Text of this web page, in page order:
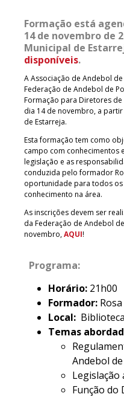
Formação está
14 de novembro de
Municipal de
disponíveis.
A Associação de Andebol
Federação de Andebol de
Formação para Diretores
dia 14 de novembro, a
de Estarreja.
Esta formação tem como
campo com conhecimentos
legislação e as
conduzida pelo formador
oportunidade para todos
conhecimento na área.
As inscrições devem ser
da Federação de Andebol
novembro,AQUI!
Programa:
Horário: 21h00
Formador:
Local:
Temas
Andebol
Legislação
Função do